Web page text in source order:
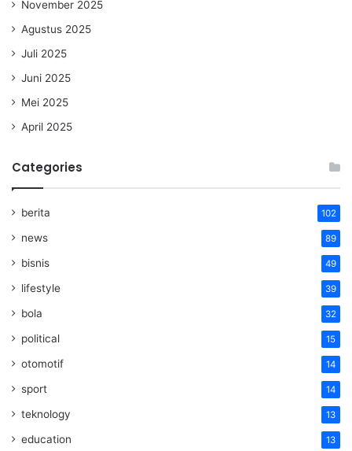
November 2025
Agustus 2025
Juli 2025
Juni 2025
Mei 2025
April 2025
Categories
berita 102
news 89
bisnis 49
lifestyle 39
bola 32
political 15
otomotif 14
sport 14
teknology 13
education 13